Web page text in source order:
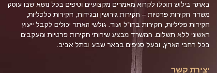
באתר בילוש תוכלו לקרוא מאמרים מקצועיים וטיפים בכל נושא שבו עוסק
משרד חקירות פרטיות – חקירות גירושין ובגידות, חקירות כלכליות,
חקירות פליליות, חקירות בחו"ל ועוד. גולשי האתר יכולים לקבל ייעוץ
ראשוני ללא תשלום. המשרד מבצע שירותי חקירות פרטיות ומעקבים
בכל רחבי הארץ, ובעל סניפים בבאר שבע ובתל אביב.
יצירת קשר